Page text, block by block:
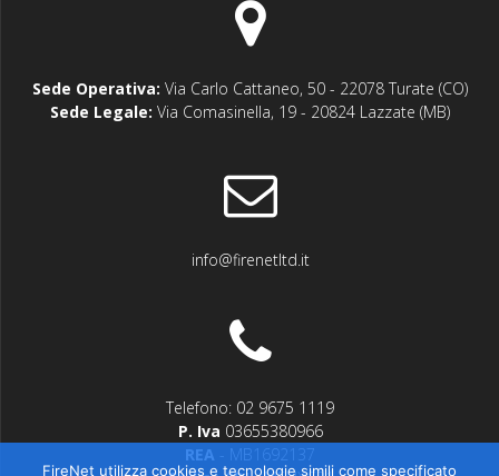
Sede Operativa: Via Carlo Cattaneo, 50 - 22078 Turate (CO)
Sede Legale: Via Comasinella, 19 - 20824 Lazzate (MB)
info@firenetltd.it
Telefono: 02 9675 1119
P. Iva 03655380966
REA - MB1692137
FireNet utilizza cookies e tecnologie simili come specificato